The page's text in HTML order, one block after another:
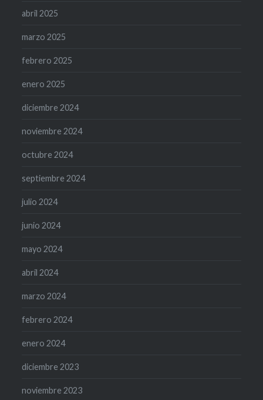
abril 2025
marzo 2025
febrero 2025
enero 2025
diciembre 2024
noviembre 2024
octubre 2024
septiembre 2024
julio 2024
junio 2024
mayo 2024
abril 2024
marzo 2024
febrero 2024
enero 2024
diciembre 2023
noviembre 2023